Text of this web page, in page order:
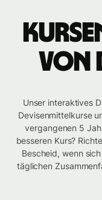
von
Unser interaktives
Devisenmittelkurse
vergangenen 5
besseren Kurs?
Bescheid, wenn
täglichen